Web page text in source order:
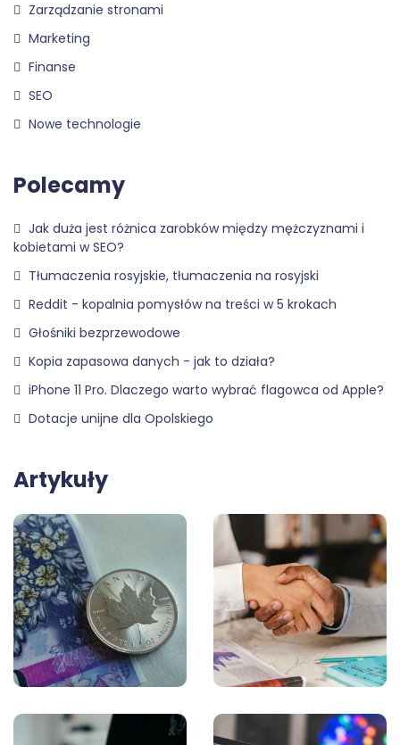
Zarządzanie stronami
Marketing
Finanse
SEO
Nowe technologie
Polecamy
Jak duża jest różnica zarobków między mężczyznami i
kobietami w SEO?
Tłumaczenia rosyjskie, tłumaczenia na rosyjski
Reddit - kopalnia pomysłów na treści w 5 krokach
Głośniki bezprzewodowe
Kopia zapasowa danych - jak to działa?
iPhone 11 Pro. Dlaczego warto wybrać flagowca od Apple?
Dotacje unijne dla Opolskiego
Artykuły